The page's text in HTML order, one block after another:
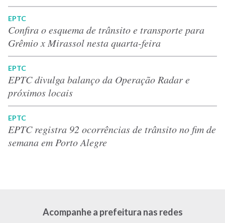
EPTC
Confira o esquema de trânsito e transporte para
Grêmio x Mirassol nesta quarta-feira
EPTC
EPTC divulga balanço da Operação Radar e
próximos locais
EPTC
EPTC registra 92 ocorrências de trânsito no fim de
semana em Porto Alegre
Acompanhe a prefeitura nas redes